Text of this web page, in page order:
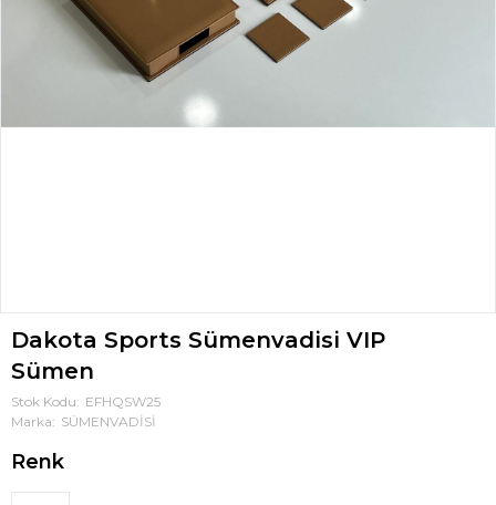
Dakota Sports Sümenvadisi VIP
Sümen
Stok Kodu
EFHQSW25
Marka
SÜMENVADİSİ
Renk